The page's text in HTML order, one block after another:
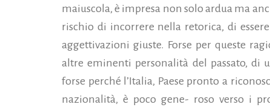
maiuscola, è impresa non solo ardua ma
rischio di incorrere nella retorica, di
aggettivazioni giuste. Forse per queste
altre eminenti personalità del passato, di
forse perché l’Italia, Paese pronto a
nazionalità, è poco gene- roso verso i